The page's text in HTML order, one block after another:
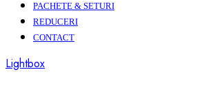
PACHETE & SETURI
REDUCERI
CONTACT
Lightbox